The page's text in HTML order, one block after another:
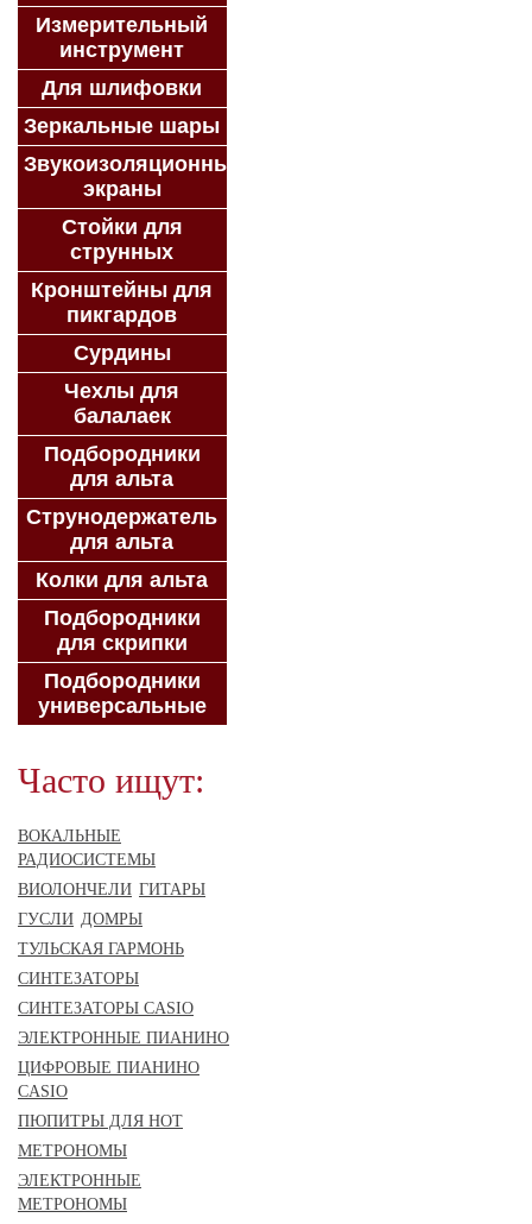
Измерительный
инструмент
Для шлифовки
Зеркальные шары
Звукоизоляционные
экраны
Стойки для
струнных
Кронштейны для
пикгардов
Сурдины
Чехлы для
балалаек
Подбородники
для альта
Струнодержатель
для альта
Колки для альта
Подбородники
для скрипки
Подбородники
универсальные
Часто ищут:
ВОКАЛЬНЫЕ
РАДИОСИСТЕМЫ
ВИОЛОНЧЕЛИ ГИТАРЫ
ГУСЛИ ДОМРЫ
ТУЛЬСКАЯ ГАРМОНЬ
СИНТЕЗАТОРЫ
СИНТЕЗАТОРЫ CASIO
ЭЛЕКТРОННЫЕ ПИАНИНО
ЦИФРОВЫЕ ПИАНИНО
CASIO
ПЮПИТРЫ ДЛЯ НОТ
МЕТРОНОМЫ
ЭЛЕКТРОННЫЕ
МЕТРОНОМЫ